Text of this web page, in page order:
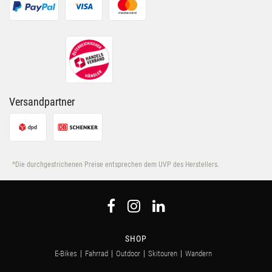
Versandpartner
*Die durchgestrichenen Preise entsprechen dem UVP des Herstellers.
SHOP
E-Bikes Fahrrad Outdoor Skitouren Wandern